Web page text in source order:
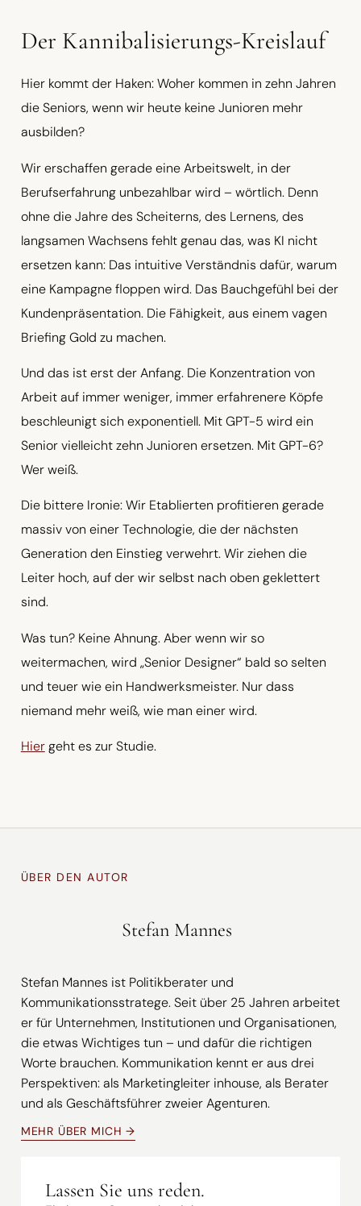
Der Kannibalisierungs-Kreislauf
Hier kommt der Haken: Woher kommen in zehn Jahren
die Seniors, wenn wir heute keine Junioren mehr
ausbilden?
Wir erschaffen gerade eine Arbeitswelt, in der
Berufserfahrung unbezahlbar wird – wörtlich. Denn
ohne die Jahre des Scheiterns, des Lernens, des
langsamen Wachsens fehlt genau das, was KI nicht
ersetzen kann: Das intuitive Verständnis dafür, warum
eine Kampagne floppen wird. Das Bauchgefühl bei der
Kundenpräsentation. Die Fähigkeit, aus einem vagen
Briefing Gold zu machen.
Und das ist erst der Anfang. Die Konzentration von
Arbeit auf immer weniger, immer erfahrenere Köpfe
beschleunigt sich exponentiell. Mit GPT-5 wird ein
Senior vielleicht zehn Junioren ersetzen. Mit GPT-6?
Wer weiß.
Die bittere Ironie: Wir Etablierten profitieren gerade
massiv von einer Technologie, die der nächsten
Generation den Einstieg verwehrt. Wir ziehen die
Leiter hoch, auf der wir selbst nach oben geklettert
sind.
Was tun? Keine Ahnung. Aber wenn wir so
weitermachen, wird „Senior Designer“ bald so selten
und teuer wie ein Handwerksmeister. Nur dass
niemand mehr weiß, wie man einer wird.
Hiergeht es zur Studie.
ÜBER DEN AUTOR
Stefan Mannes
Stefan Mannes ist Politikberater und
Kommunikationsstratege. Seit über 25 Jahren arbeitet
er für Unternehmen, Institutionen und Organisationen,
die etwas Wichtiges tun – und dafür die richtigen
Worte brauchen. Kommunikation kennt er aus drei
Perspektiven: als Marketingleiter inhouse, als Berater
und als Geschäftsführer zweier Agenturen.
MEHR ÜBER MICH →
Lassen Sie uns reden.